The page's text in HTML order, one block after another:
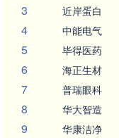
3 近岸蛋白
4 中能电气
5 毕得医药
6 海正生材
7 普瑞眼科
8 华大智造
9 华康洁净